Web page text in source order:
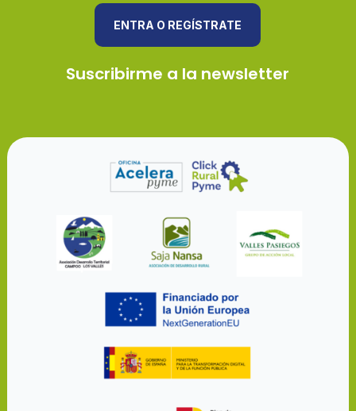
ENTRA O REGÍSTRATE
Suscribirme a la newsletter